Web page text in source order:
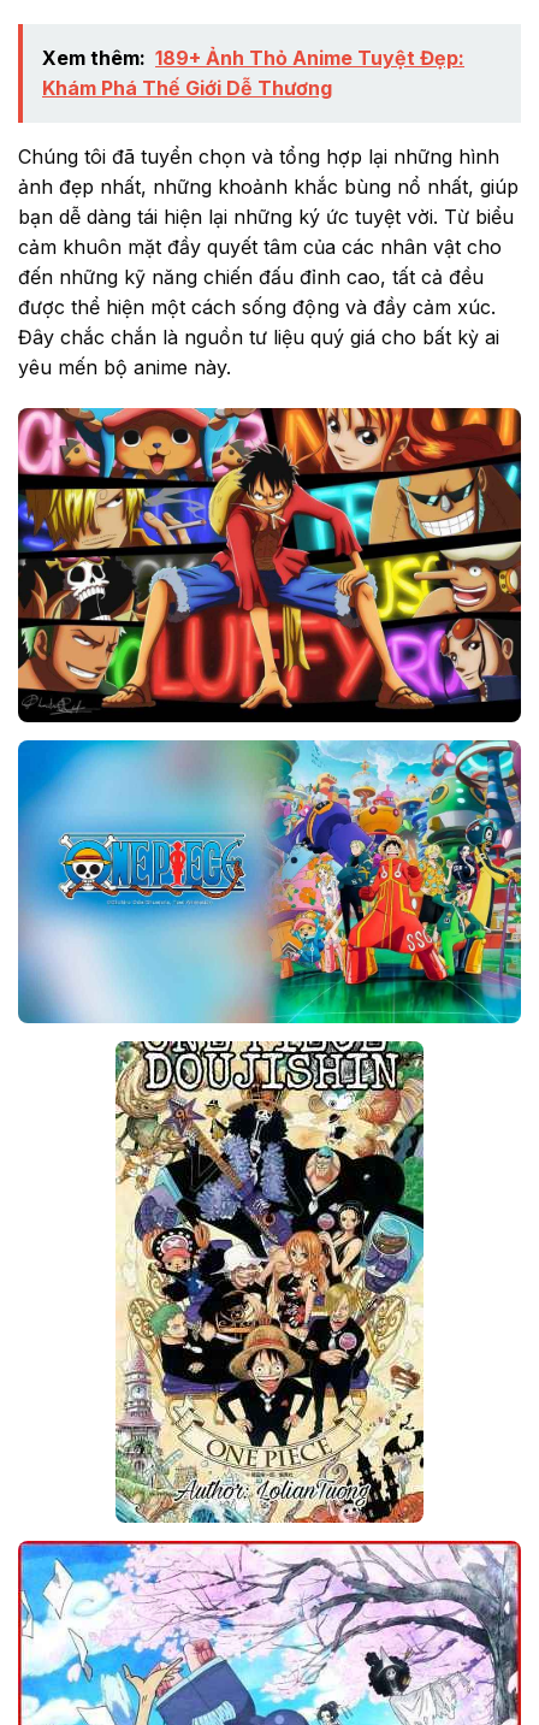
Xem thêm: 189+ Ảnh Thỏ Anime Tuyệt Đẹp:
Khám Phá Thế Giới Dễ Thương
Chúng tôi đã tuyển chọn và tổng hợp lại những hình
ảnh đẹp nhất, những khoảnh khắc bùng nổ nhất, giúp
bạn dễ dàng tái hiện lại những ký ức tuyệt vời. Từ biểu
cảm khuôn mặt đầy quyết tâm của các nhân vật cho
đến những kỹ năng chiến đấu đỉnh cao, tất cả đều
được thể hiện một cách sống động và đầy cảm xúc.
Đây chắc chắn là nguồn tư liệu quý giá cho bất kỳ ai
yêu mến bộ anime này.